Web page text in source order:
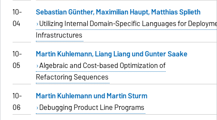
10-
04
Sebastian Günther, Maximilian Haupt, Matthias Splieth
Utilizing Internal Domain-Specific Languages for
Infrastructures
10-
05
Martin Kuhlemann, Liang Liang und Gunter Saake
Algebraic and Cost-based Optimization of
Refactoring Sequences
10-
06
Martin Kuhlemann und Martin Sturm
Debugging Product Line Programs